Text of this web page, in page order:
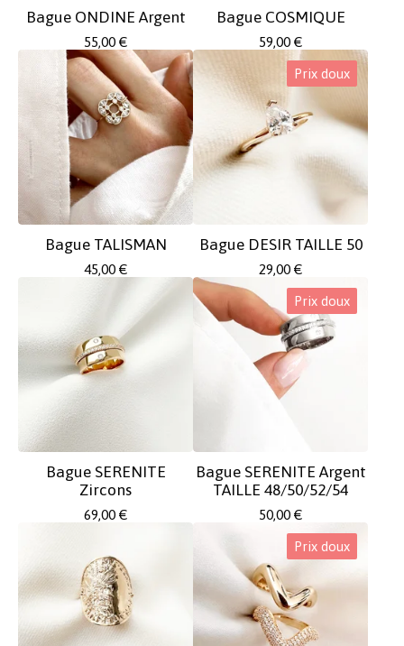
Bague ONDINE Argent
55,00 €
Bague COSMIQUE
59,00 €
Bague TALISMAN
45,00 €
Prix doux
Bague DESIR TAILLE 50
29,00 €
Bague SERENITE
Zircons
69,00 €
Prix doux
Bague SERENITE Argent
TAILLE 48/50/52/54
50,00 €
Prix doux